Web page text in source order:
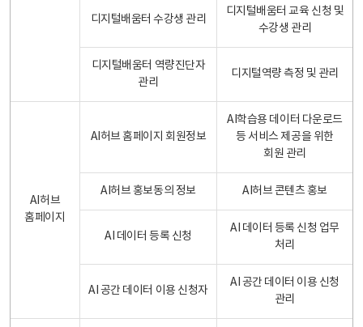
디지털배움터 수강생 관리
디지털배움터 교육 신청 및
수강생 관리
디지털배움터 역량진단자
관리
디지털역량 측정 및 관리
AI허브
홈페이지
AI허브 홈페이지 회원정보
AI학습용 데이터 다운로드
등 서비스 제공을 위한
회원 관리
AI허브 홍보동의 정보 AI허브 콘텐츠 홍보
AI 데이터 등록 신청
AI 데이터 등록 신청 업무
처리
AI 공간 데이터 이용 신청자
AI 공간 데이터 이용 신청
관리